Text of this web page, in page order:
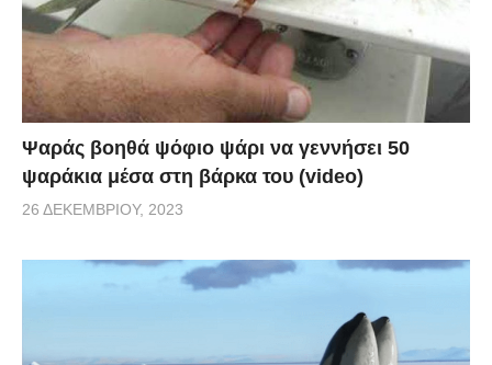
Ψαράς βοηθά ψόφιο ψάρι να γεννήσει 50
ψαράκια μέσα στη βάρκα του (video)
26 ΔΕΚΕΜΒΡΊΟΥ, 2023